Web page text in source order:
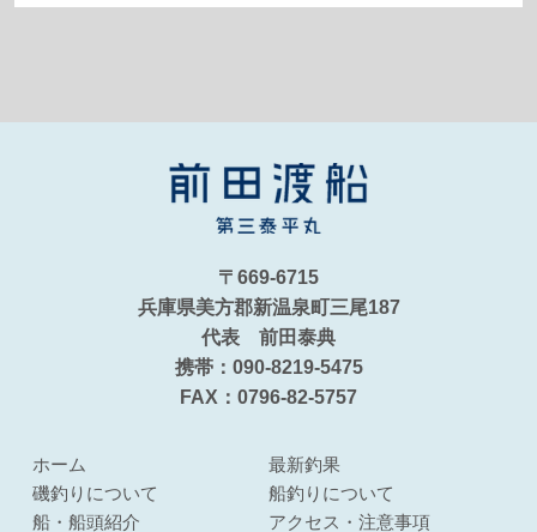
〒669-6715
兵庫県美方郡新温泉町三尾187
代表 前田泰典
携帯：090-8219-5475
FAX：0796-82-5757
ホーム
最新釣果
磯釣りについて
船釣りについて
船・船頭紹介
アクセス・注意事項